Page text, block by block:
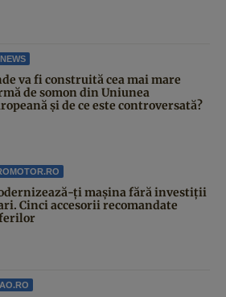
va fi construită cea mai mare
de somon din Uniunea
și de ce este controversată?
ți mașina fără investiții
Cinci accesorii recomandate